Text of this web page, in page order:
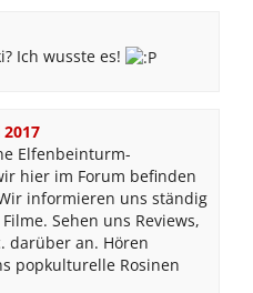
Ich wusste es!
2017
Elfenbeinturm-
hier im Forum befinden
informieren uns ständig
Sehen uns Reviews,
darüber an. Hören
popkulturelle Rosinen